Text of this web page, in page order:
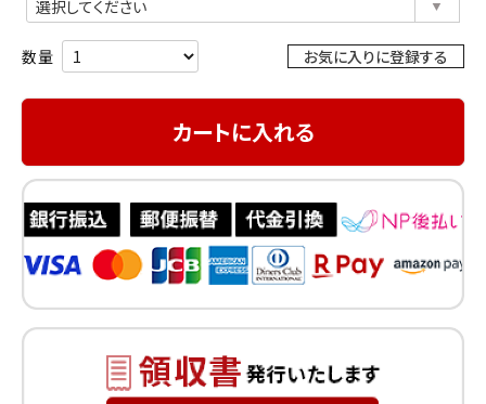
須)
お気に入りに登録する
カートに入れる